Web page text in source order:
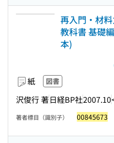
再入門・材
教科書 基礎
本)
紙 図書
沢俊行 著日経BP社2007.10
著者標目（識別子） 00845673